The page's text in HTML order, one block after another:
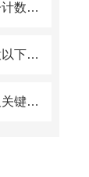
洁净室过滤器检漏用尘埃粒子计数器方法的一般规定
使用尘埃粒子计数器时要注意以下事项
尘埃粒子计数器的工艺原理及关键部件介绍